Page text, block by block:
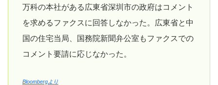
万科の本社がある広東省深圳市の政府はコメント
を求めるファクスに回答しなかった。広東省と中
国の住宅当局、国務院新聞弁公室もファクスでの
コメント要請に応じなかった。
Bloombergより